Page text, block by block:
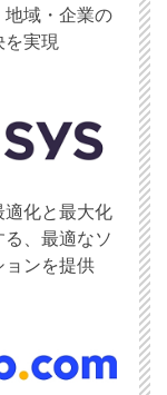
地域・企業の
を実現
適化と最大化
る、最適なソ
ョンを提供